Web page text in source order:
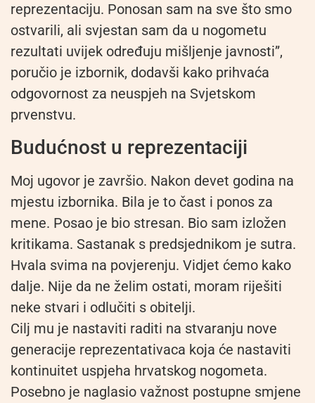
reprezentaciju. Ponosan sam na sve što smo
ostvarili, ali svjestan sam da u nogometu
rezultati uvijek određuju mišljenje javnosti”,
poručio je izbornik, dodavši kako prihvaća
odgovornost za neuspjeh na Svjetskom
prvenstvu.
Budućnost u reprezentaciji
Moj ugovor je završio. Nakon devet godina na
mjestu izbornika. Bila je to čast i ponos za
mene. Posao je bio stresan. Bio sam izložen
kritikama. Sastanak s predsjednikom je sutra.
Hvala svima na povjerenju. Vidjet ćemo kako
dalje. Nije da ne želim ostati, moram riješiti
neke stvari i odlučiti s obitelji.
Cilj mu je nastaviti raditi na stvaranju nove
generacije reprezentativaca koja će nastaviti
kontinuitet uspjeha hrvatskog nogometa.
Posebno je naglasio važnost postupne smjene